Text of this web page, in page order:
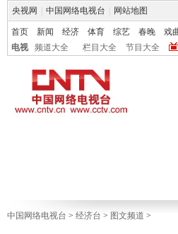
央视网 中国网络电视台 网站地图
首页 新闻 经济 体育 综艺 春晚 戏
电视
频道大全 栏目大全 节目大全
中国网络电视台 > 经济台 > 图文频道 >